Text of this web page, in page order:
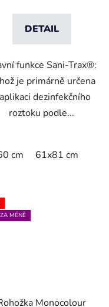
DETAIL
funkce Sani-Trax®:
je primárně určena
dezinfekčního
roztoku podle...
cm 61x81 cm
MÉNĚ
Monocolour